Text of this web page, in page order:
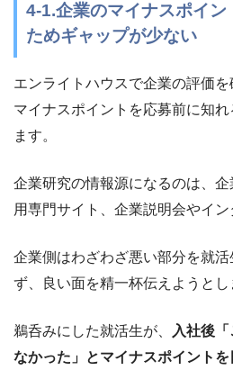
4-1.企業のマイナスポイン
ためギャップが少ない
エンライトハウスで企業の評価
マイナスポイントを応募前に知
ます。
企業研究の情報源になるのは、
用専門サイト、企業説明会やイン
企業側はわざわざ悪い部分を就
ず、良い面を精一杯伝えようとし
鵜呑みにした就活生が、
入社後
なかった」とマイナスポイント